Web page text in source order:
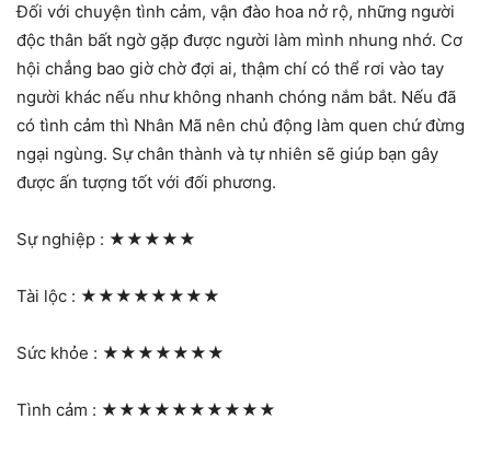
Đối với chuyện tình cảm, vận đào hoa nở rộ, những người
độc thân bất ngờ gặp được người làm mình nhung nhớ. Cơ
hội chẳng bao giờ chờ đợi ai, thậm chí có thể rơi vào tay
người khác nếu như không nhanh chóng nắm bắt. Nếu đã
có tình cảm thì Nhân Mã nên chủ động làm quen chứ đừng
ngại ngùng. Sự chân thành và tự nhiên sẽ giúp bạn gây
được ấn tượng tốt với đối phương.
Sự nghiệp : ★★★★★
Tài lộc : ★★★★★★★★
Sức khỏe : ★★★★★★★
Tình cảm : ★★★★★★★★★★